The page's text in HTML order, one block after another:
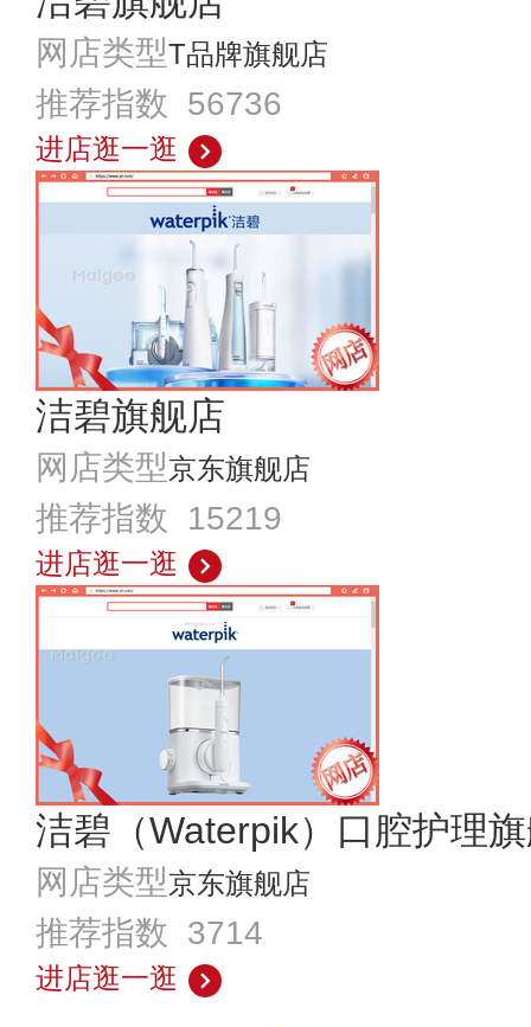
网店类型T品牌旗舰店
推荐指数 56736
进店逛一逛
洁碧旗舰店
网店类型京东旗舰店
推荐指数 15219
进店逛一逛
洁碧（Waterpik）口腔护理
网店类型京东旗舰店
推荐指数 3714
进店逛一逛